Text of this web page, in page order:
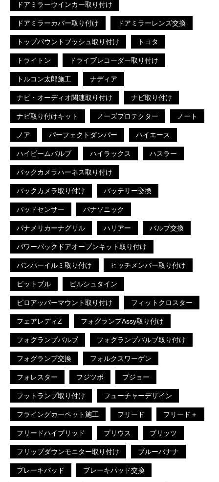
ドアミラーウインカー取り付け
ドアミラーカバー取り付け ドアミラーレンズ交換
トップパウントブッシュ取り付け トヨタ
トライトン ドライブレコーダー取り付け
トルコン太郎施工 ナディア
ナビ・オーディオ関連取り付け ナビ取り付け
ナビ取り付けキット ノーズプロテクター ノート
ノア パーフェクトダンパー ハイエース
ハイビームバルブ ハイラックス ハスラー
バックカメラハーネス取り付け
バックカメラ取り付け バッテリー交換
パッドセンサー パナソニック
パナメリカーナグリル ハリアー バルブ交換
パワーバックドアオープンキット取り付け
バンパーイルミ取り付け ヒッチメンバー取り付け
ピットブル ビルシュタイン
ピロアッパーマウント取り付け フィットクロスター
フェアレディZ フォグランプAssy取り付け
フォグランプバルブ フォグランプバルブ取り付け
フォグランプ交換 フォルクスワーゲン
フォレスター フジツボ プジョー
フットランプ取り付け フューチャーデザイン
フライングカーペット施工 フリード フリード＋
フリードハイブリッド プリウス ブリッツ
フリップダウンモニター取り付け ブルーバナナ
ブレーキパッド ブレーキパッド交換